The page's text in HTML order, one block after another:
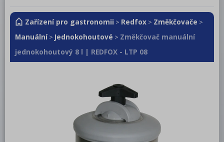
Roboty, příprava masa a zeleniny
Pizza program
Konvektomaty
Mycí program
Salamandry
Zařízení pro gastronomii > Redfox > Změkčovače >
Manuální> Jednokohoutové > Změkčovač manuální
jednokohoutový 8 l | REDFOX - LTP 08